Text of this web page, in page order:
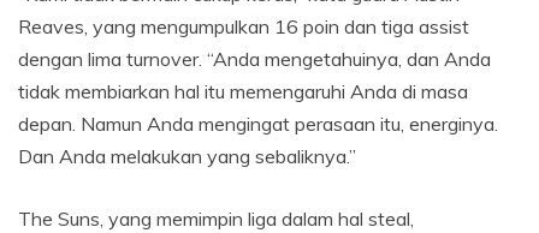
Reaves, yang mengumpulkan 16 poin dan tiga assist
dengan lima turnover. “Anda mengetahuinya, dan Anda
tidak membiarkan hal itu memengaruhi Anda di masa
depan. Namun Anda mengingat perasaan itu, energinya.
Dan Anda melakukan yang sebaliknya.”
The Suns, yang memimpin liga dalam hal steal,